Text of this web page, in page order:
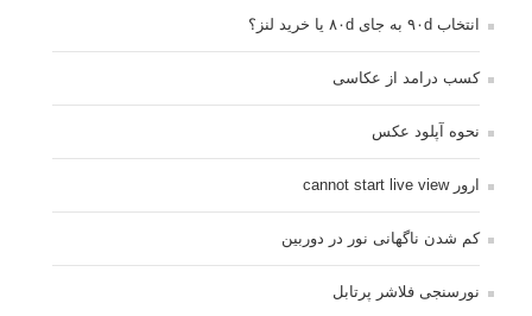
انتخاب ۹۰d به جای ۸۰d یا خرید لنز؟
کسب درامد از عکاسی
نحوه آپلود عکس
ارور cannot start live view
کم شدن ناگهانی نور در دوربین
نورسنجی فلاشر پرتابل